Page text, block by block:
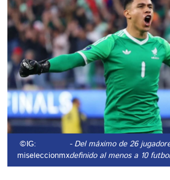
©IG:
miseleccionmx
- Del máximo de 26
definido al menos a 10